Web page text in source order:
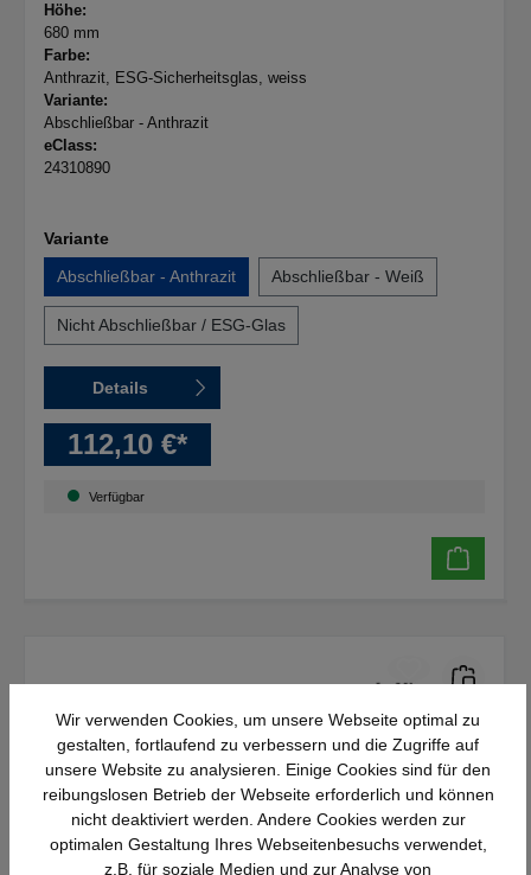
Höhe:
680 mm
Farbe:
Anthrazit, ESG-Sicherheitsglas, weiss
Variante:
Abschließbar - Anthrazit
eClass:
24310890
Variante
Abschließbar - Anthrazit
Abschließbar - Weiß
Nicht Abschließbar / ESG-Glas
Details
112,10 €*
Verfügbar
Wir verwenden Cookies, um unsere Webseite optimal zu
gestalten, fortlaufend zu verbessern und die Zugriffe auf
unsere Website zu analysieren. Einige Cookies sind für den
reibungslosen Betrieb der Webseite erforderlich und können
nicht deaktiviert werden. Andere Cookies werden zur
optimalen Gestaltung Ihres Webseitenbesuchs verwendet,
z.B. für soziale Medien und zur Analyse von